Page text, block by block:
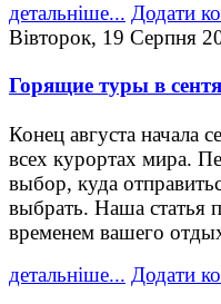
детальніше... Додати
Вівторок, 19 Серпня
Горящие туры в
Конец августа начала
всех курортах мира.
выбор, куда
выбрать. Наша статья
временем вашего
детальніше... Додати